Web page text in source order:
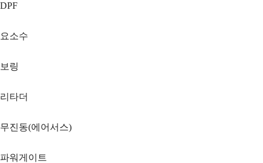
DPF
요소수
보링
리타더
무진동(에어서스)
파워게이트